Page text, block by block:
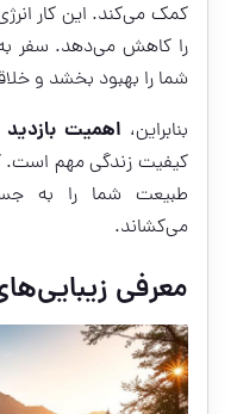
کمک می‌کند. این کار
را کاهش می‌دهد. سفر
شما را بهبود بخشد و
بنابراین، اهمیت بازدید
کیفیت زندگی مهم است.
طبیعت شما را به
می‌کشاند.
معرفی